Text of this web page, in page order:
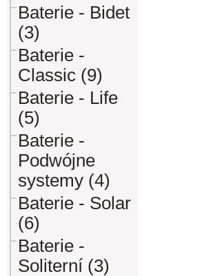
Baterie - Bidet
(3)
Baterie -
Classic (9)
Baterie - Life
(5)
Baterie -
Podwójne
systemy (4)
Baterie - Solar
(6)
Baterie -
Soliterní (3)